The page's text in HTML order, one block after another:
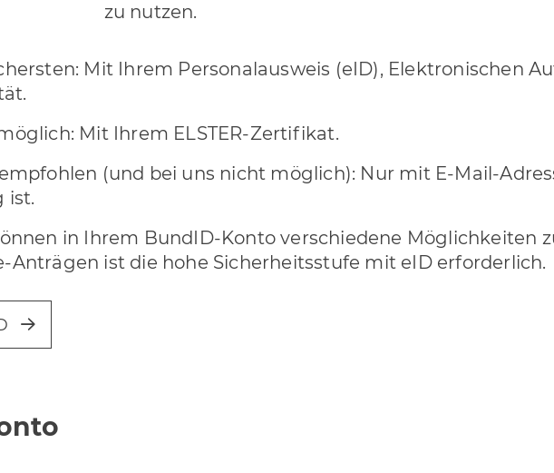
zu nutzen.
Mit Ihrem Personalausweis (eID), Elektronischen
Mit Ihrem ELSTER-Zertifikat.
(und bei uns nicht möglich): Nur mit E-Mail-
ist.
in Ihrem BundID-Konto verschiedene Möglichkeiten
Anträgen ist die hohe Sicherheitsstufe mit eID erforderlich.